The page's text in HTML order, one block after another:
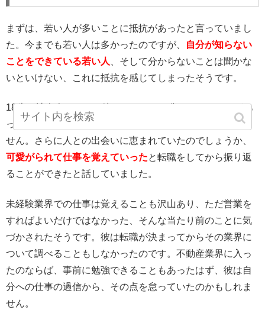
まずは、若い人が多いことに抵抗があったと言っていまし
た。今までも若い人は多かったのですが、
自分が知らない
ことをできている若い人
、そして分からないことは聞かな
いといけない、これに抵抗を感じてしまったそうです。
18歳で社会人になった彼は、いままで分からないことがあ
ったときは自分が年下だから聞きやすかったのかもしれま
せん。さらに人との出会いに恵まれていたのでしょうか、
可愛がられて仕事を覚えていったと転職をしてから振り返
ることができたと話していました。
未経験業界での仕事は覚えることも沢山あり、ただ営業を
すればよいだけではなかった、そんな当たり前のことに気
づかされたそうです。彼は転職が決まってからその業界に
ついて調べることもしなかったのです。不動産業界に入っ
たのならば、事前に勉強できることもあったはず、彼は自
分への仕事の過信から、その点を怠っていたのかもしれま
せん。